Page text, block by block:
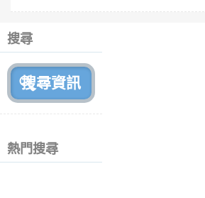
搜尋
熱門搜尋